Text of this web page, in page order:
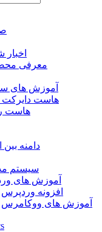
معرفی
آموزش های
هاست دایرکت
هاست
دامنه بین
سیستم
آموزش های
افزونه وردپرس
آموزش های ووکامرس